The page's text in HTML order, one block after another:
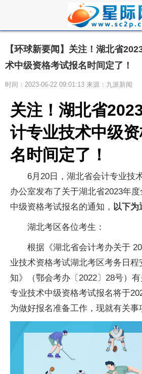
【环球新要闻】关注！湖北省
术中级资格考试报名时间定了！
时间：2023-06-22 09:01:13 来源：九派新闻
关注！湖北省
计专业技术中级
名时间定了！
6月20日，湖北省会计专业技
办公室发布了关于湖北省2023年
中级资格考试报名的通知， 以下为
湖北考区各位考生：
根据《湖北省会计考办关于
业技术资格考试湖北考区考务日程
知》（鄂会考办〔2022〕28号）
专业技术中级资格考试报名将于
为做好报名准备工作，现就有关事